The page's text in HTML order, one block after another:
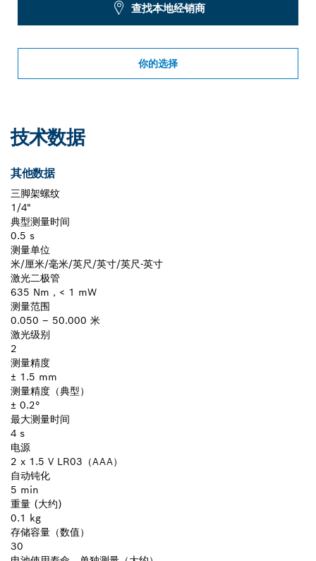
查找本地经销商
你的选择
技术数据
其他数据
三脚架螺纹
1/4"
典型测量时间
0.5 s
测量单位
米/厘米/毫米/英尺/英寸/英尺-英寸
激光二极管
635 Nm，< 1 mW
测量范围
0.050 – 50.000 米
激光级别
2
测量精度
± 1.5 mm
测量精度（典型）
± 0.2°
最大测量时间
4 s
电源
2 x 1.5 V LR03（AAA）
自动钝化
5 min
重量 (大约)
0.1 kg
存储容量（数值）
30